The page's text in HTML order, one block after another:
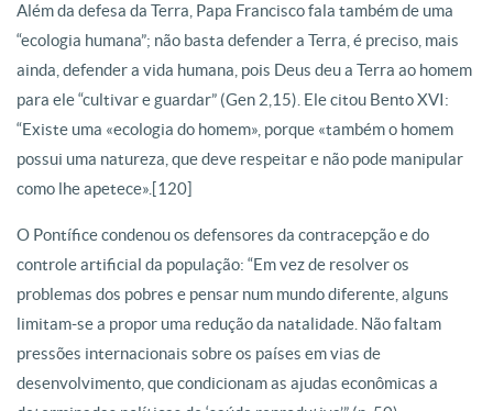
Além da defesa da Terra, Papa Francisco fala também de uma
“ecologia humana”; não basta defender a Terra, é preciso, mais
ainda, defender a vida humana, pois Deus deu a Terra ao homem
para ele “cultivar e guardar” (Gen 2,15). Ele citou Bento XVI:
“Existe uma «ecologia do homem», porque «também o homem
possui uma natureza, que deve respeitar e não pode manipular
como lhe apetece».[120]
O Pontífice condenou os defensores da contracepção e do
controle artificial da população: “Em vez de resolver os
problemas dos pobres e pensar num mundo diferente, alguns
limitam-se a propor uma redução da natalidade. Não faltam
pressões internacionais sobre os países em vias de
desenvolvimento, que condicionam as ajudas econômicas a